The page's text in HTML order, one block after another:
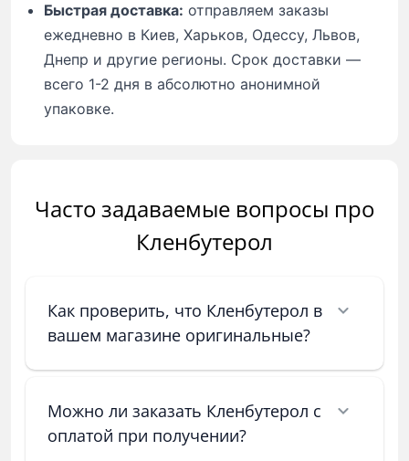
Быстрая доставка: отправляем заказы
ежедневно в Киев, Харьков, Одессу, Львов,
Днепр и другие регионы. Срок доставки —
всего 1-2 дня в абсолютно анонимной
упаковке.
Часто задаваемые вопросы про
Кленбутерол
Как проверить, что Кленбутерол в
вашем магазине оригинальные?
Можно ли заказать Кленбутерол с
оплатой при получении?